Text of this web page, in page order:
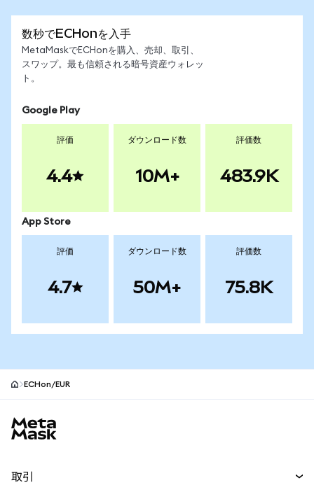
数秒でECHonを入手
MetaMaskでECHonを購入、売却、取引、
スワップ。最も信頼される暗号資産ウォレッ
ト。
Google Play
評価
4.4
ダウンロード数
10M+
評価数
483.9K
App Store
評価
4.7
ダウンロード数
50M+
評価数
75.8K
ECHon/EUR
取引